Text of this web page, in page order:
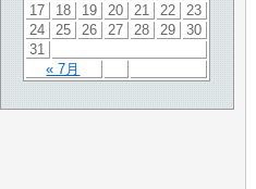
« 7月
17
18 19 20 21 22
23
24
25 26 27 28 29
30
31